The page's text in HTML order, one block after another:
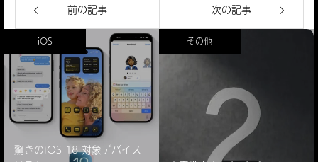
前の記事 次の記事
iOS
驚きのiOS 18 対象デバイス
その他